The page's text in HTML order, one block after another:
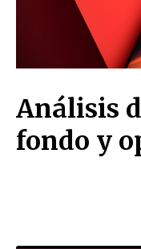
Análisis
fondo y